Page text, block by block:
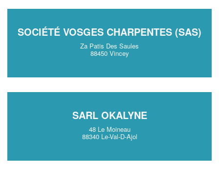
SOCIÉTÉ VOSGES CHARPENTES (SAS)
Za Patis Des Saules
88450 Vincey
SARL OKALYNE
48 Le Moineau
88340 Le-Val-D-Ajol